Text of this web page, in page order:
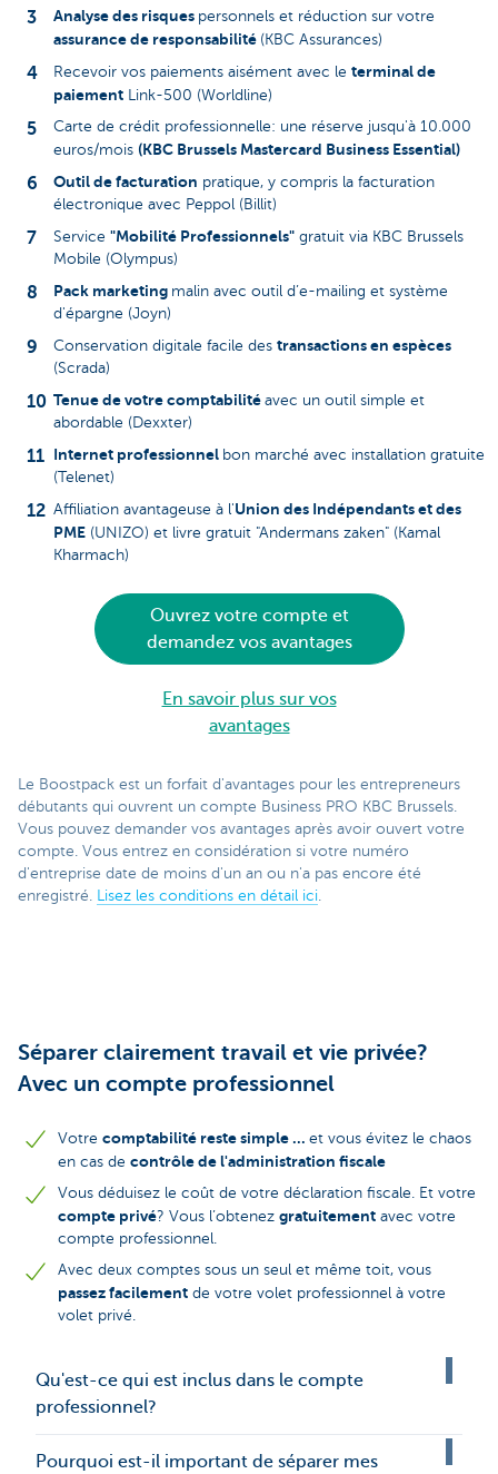
Analyse des risques personnels et réduction sur votre
assurance de responsabilité (KBC Assurances)
Recevoir vos paiements aisément avec le terminal de
paiement Link-500 (Worldline)
Carte de crédit professionnelle: une réserve jusqu'à 10.000
euros/mois (KBC Brussels Mastercard Business Essential)
Outil de facturation pratique, y compris la facturation
électronique avec Peppol (Billit)
Service "Mobilité Professionnels" gratuit via KBC Brussels
Mobile (Olympus)
Pack marketing malin avec outil d’e-mailing et système
d'épargne (Joyn)
Conservation digitale facile des transactions en espèces
(Scrada)
Tenue de votre comptabilité avec un outil simple et
abordable (Dexxter)
Internet professionnel bon marché avec installation gratuite
(Telenet)
Affiliation avantageuse à l'Union des Indépendants et des
PME (UNIZO) et livre gratuit "Andermans zaken" (Kamal
Kharmach)
Ouvrez votre compte et
demandez vos avantages
En savoir plus sur vos
avantages
Le Boostpack est un forfait d'avantages pour les entrepreneurs
débutants qui ouvrent un compte Business PRO KBC Brussels.
Vous pouvez demander vos avantages après avoir ouvert votre
compte. Vous entrez en considération si votre numéro
d'entreprise date de moins d'un an ou n'a pas encore été
enregistré. Lisez les conditions en détail ici.
Séparer clairement travail et vie privée?
Avec un compte professionnel
Votre comptabilité reste simple ... et vous évitez le chaos
en cas de contrôle de l'administration fiscale
Vous déduisez le coût de votre déclaration fiscale. Et votre
compte privé? Vous l’obtenez gratuitement avec votre
compte professionnel.
Avec deux comptes sous un seul et même toit, vous
passezfacilement de votre volet professionnel à votre
volet privé.
Qu'est-ce qui est inclus dans le compte
professionnel?
Pourquoi est-il important de séparer mes